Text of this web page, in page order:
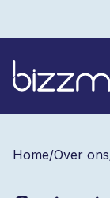
Home/Over ons